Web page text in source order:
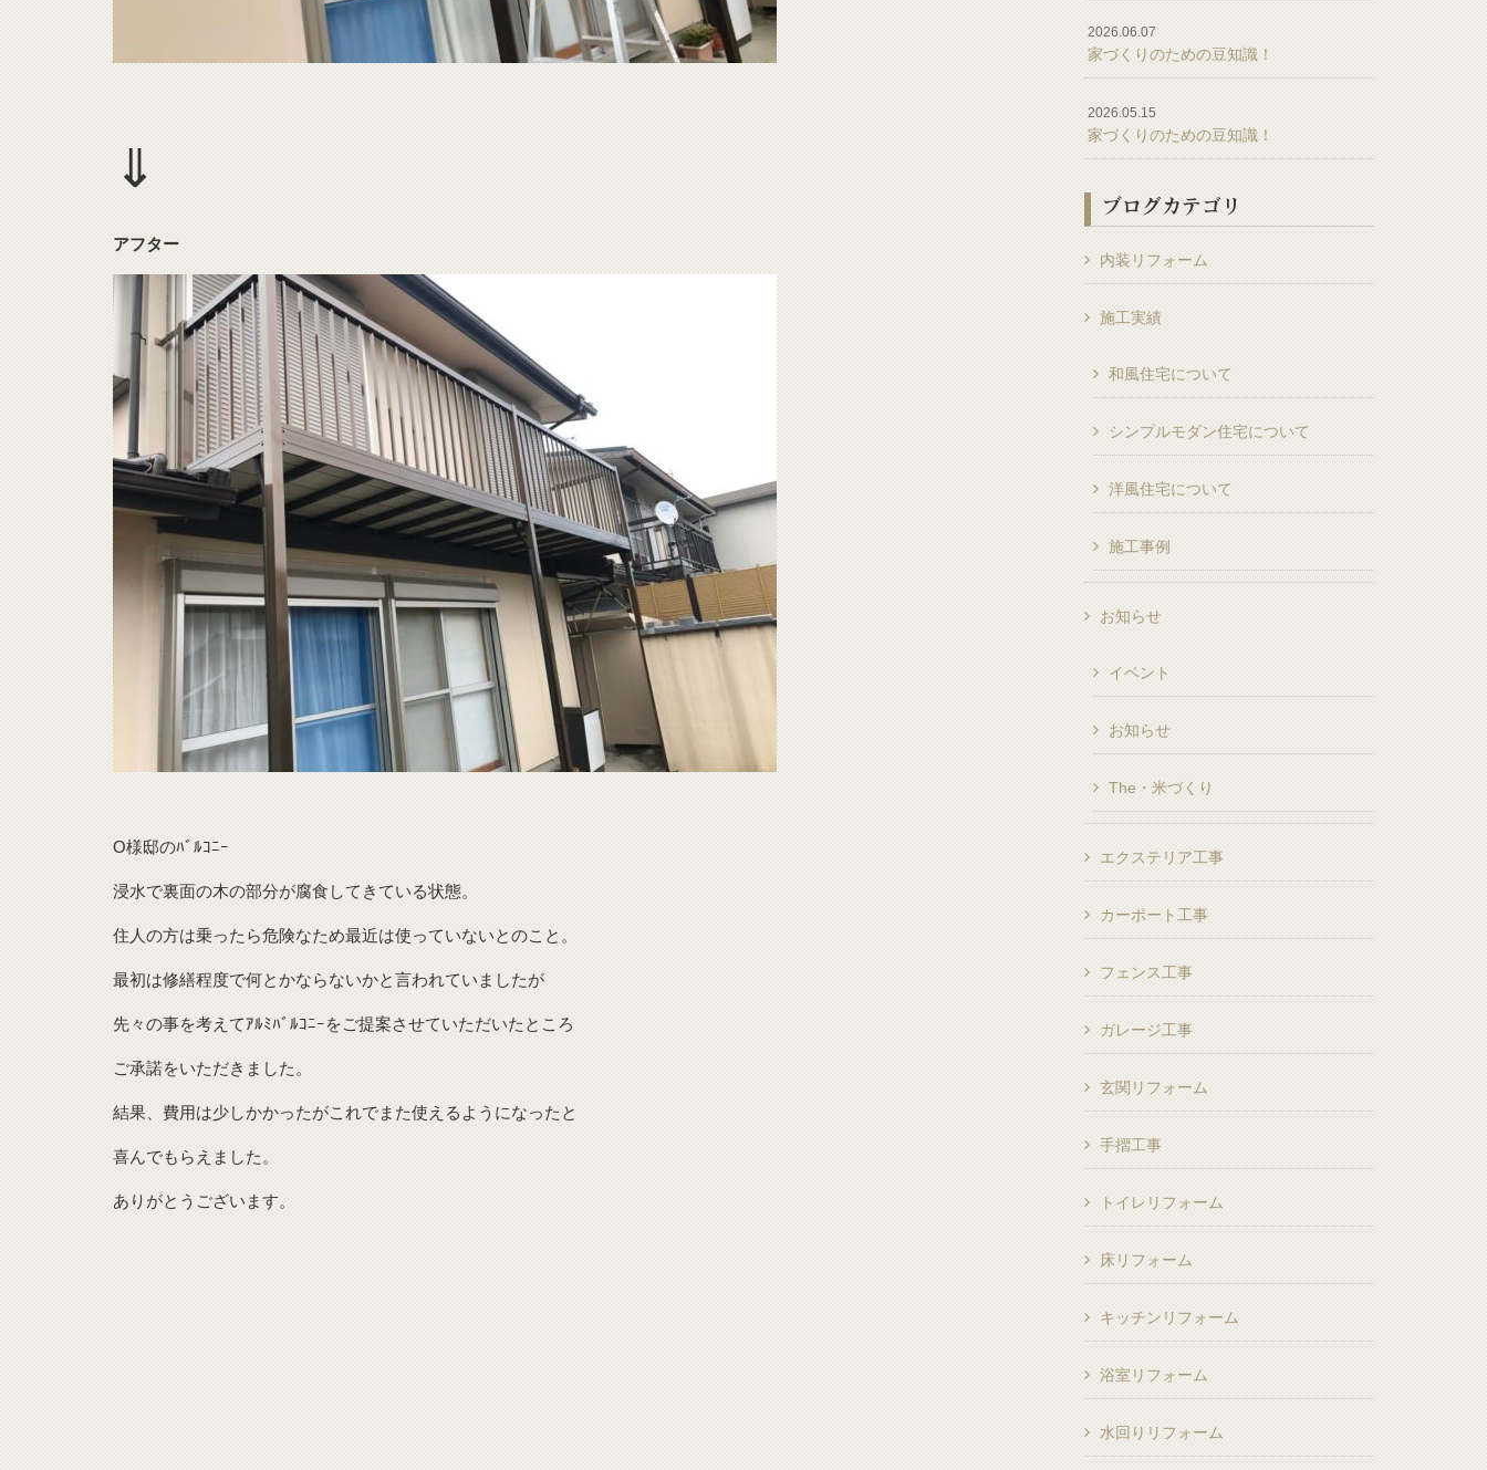
⇓
アフター
O様邸のﾊﾞﾙｺﾆｰ
浸水で裏面の木の部分が腐食してきている状態。
住人の方は乗ったら危険なため最近は使っていないとのこと。
最初は修繕程度で何とかならないかと言われていましたが
先々の事を考えてｱﾙﾐﾊﾞﾙｺﾆｰをご提案させていただいたところ
ご承諾をいただきました。
結果、費用は少しかかったがこれでまた使えるようになったと
喜んでもらえました。
ありがとうございます。
2026.06.07
家づくりのための豆知識！
2026.05.15
家づくりのための豆知識！
ブログカテゴリ
内装リフォーム
施工実績
和風住宅について
シンプルモダン住宅について
洋風住宅について
施工事例
お知らせ
イベント
お知らせ
The・米づくり
エクステリア工事
カーポート工事
フェンス工事
ガレージ工事
玄関リフォーム
手摺工事
トイレリフォーム
床リフォーム
キッチンリフォーム
浴室リフォーム
水回りリフォーム